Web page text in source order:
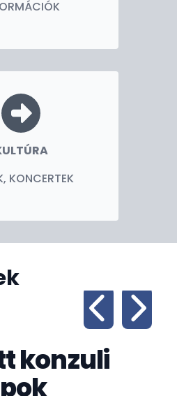
KONCERTEK
konzuli